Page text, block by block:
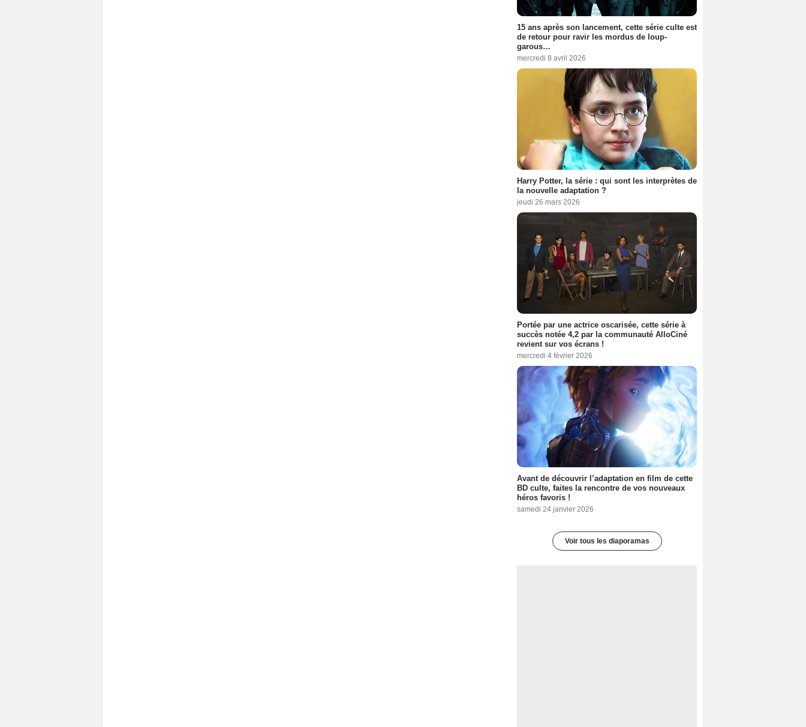
15 ans après son lancement, cette série culte est
de retour pour ravir les mordus de loup-
garous…
mercredi 8 avril 2026
Harry Potter, la série : qui sont les interprètes de
la nouvelle adaptation ?
jeudi 26 mars 2026
Portée par une actrice oscarisée, cette série à
succès notée 4,2 par la communauté AlloCiné
revient sur vos écrans !
mercredi 4 février 2026
Avant de découvrir l’adaptation en film de cette
BD culte, faites la rencontre de vos nouveaux
héros favoris !
samedi 24 janvier 2026
Voir tous les diaporamas